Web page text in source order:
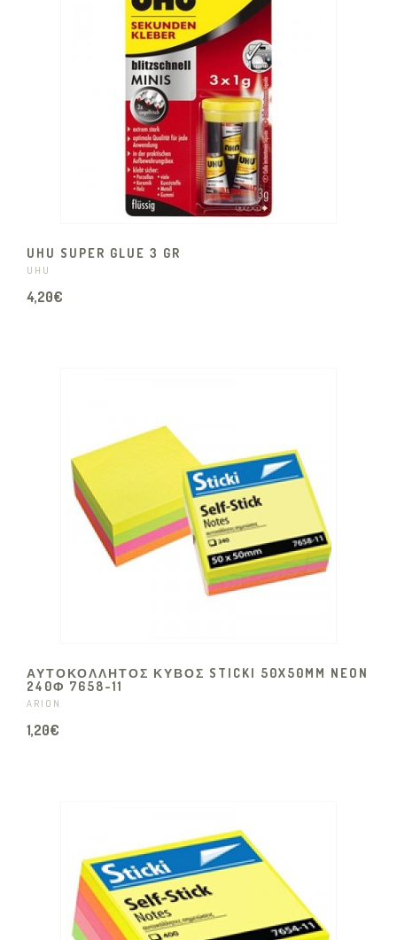
UHU SUPER GLUE 3 GR
UHU
4,20€
ΑΥΤΟΚΌΛΛΗΤΟΣ ΚΎΒΟΣ STICKI 50X50MM NEON
240Φ 7658-11
ARION
1,20€